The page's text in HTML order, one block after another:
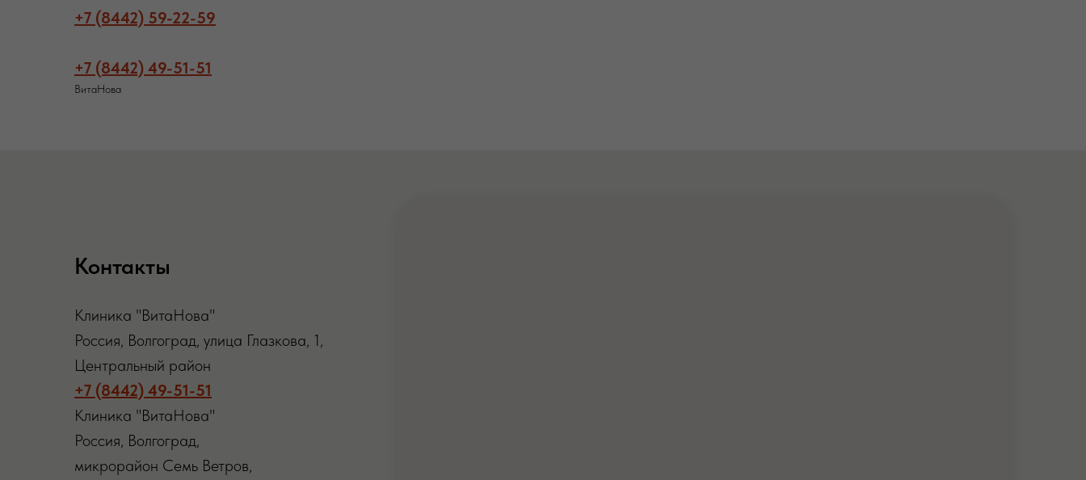
+7 (8442) 59-22-59
+7 (8442) 49-51-51
ВитаНова
Контакты
Клиника "ВитаНова"
Россия, Волгоград, улица Глазкова, 1,
Центральный район
+7 (8442) 49-51-51
Клиника "ВитаНова"
Россия, Волгоград,
микрорайон Семь Ветров,